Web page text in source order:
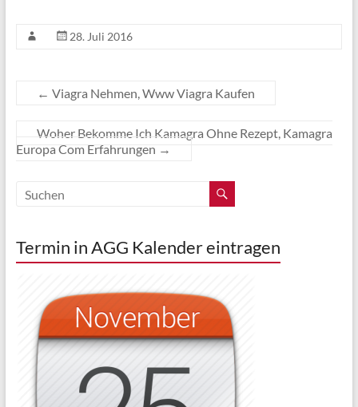
28. Juli 2016
← Viagra Nehmen, Www Viagra Kaufen
Woher Bekomme Ich Kamagra Ohne Rezept, Kamagra
Europa Com Erfahrungen →
Termin in AGG Kalender eintragen